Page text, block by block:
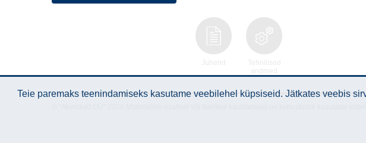
Teie paremaks teenindamiseks kasutame veebilehel küpsiseid. Jätkates veebis